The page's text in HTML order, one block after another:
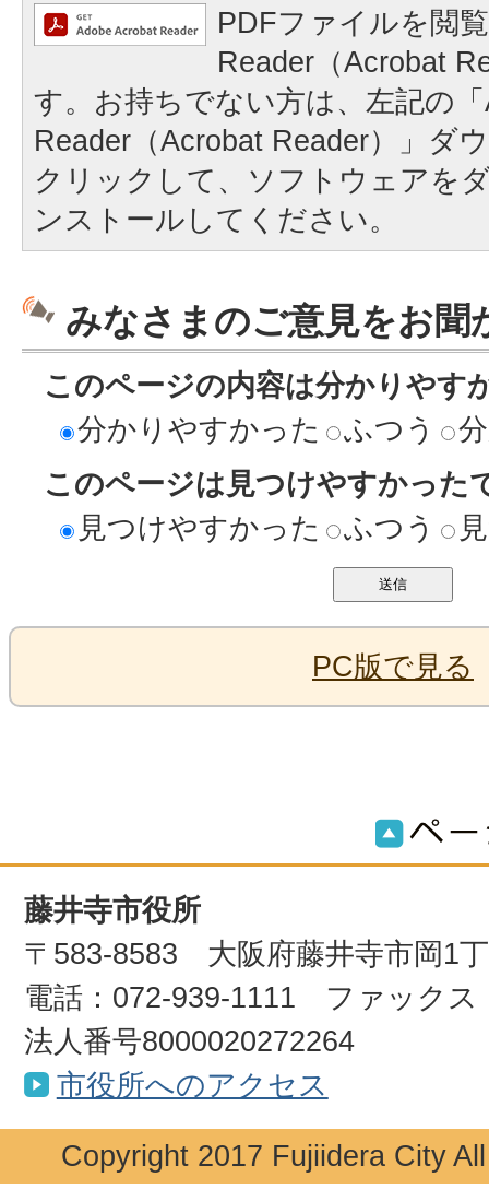
PDFファイルを閲
Reader（Acrobat
す。お持ちでない方は、左記の
Reader（Acrobat Reader）」ダ
クリックして、ソフトウェアを
ンストールしてください。
みなさまのご意見をお聞
このページの内容は分かりやす
分かりやすかった
ふつう
このページは見つけやすかった
見つけやすかった
ふつう
PC版で見る
藤井寺市役所
〒583-8583 大阪府藤井寺市岡1
電話：072-939-1111 ファックス
法人番号8000020272264
市役所へのアクセス
Copyright 2017 Fujiidera City